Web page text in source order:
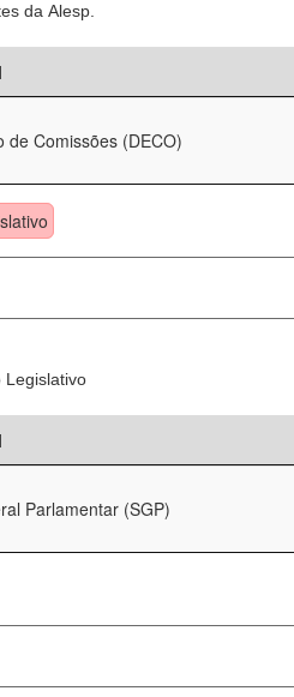
da Alesp.
de Comissões (DECO)
Legislativo
Parlamentar (SGP)